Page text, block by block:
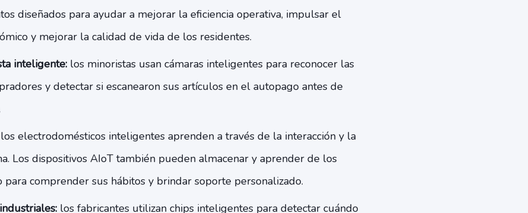
diseñados para ayudar a mejorar la eficiencia operativa, impulsar el
y mejorar la calidad de vida de los residentes.
inteligente:los minoristas usan cámaras inteligentes para reconocer las
y detectar si escanearon sus artículos en el autopago antes de
electrodomésticos inteligentes aprenden a través de la interacción y la
Los dispositivos AIoT también pueden almacenar y aprender de los
comprender sus hábitos y brindar soporte personalizado.
los fabricantes utilizan chips inteligentes para detectar cuándo